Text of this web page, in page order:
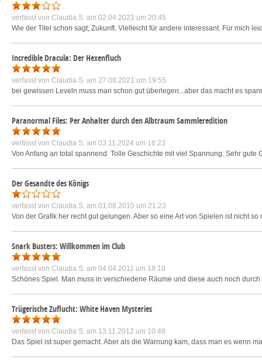
verfasst von Claudia S. am 02.04.2021 um 20:45
Wie der Titel schon sagt, Zukunft. Vielleicht für andere interessant. Für mich
Incredible Dracula: Der Hexenfluch
verfasst von Claudia S. am 27.08.2021 um 19:55
bei gewissen Leveln muss man schon gut überlegen...aber das macht es
Paranormal Files: Per Anhalter durch den Albtraum Sammleredition
verfasst von Claudia S. am 03.11.2024 um 16:23
Von Anfang an total spannend. Tolle Geschichte mit viel Spannung. Sehr
Der Gesandte des Königs
verfasst von Claudia S. am 01.08.2010 um 21:23
Von der Grafik her recht gut gelungen. Aber so eine Art von Spielen ist nicht
Snark Busters: Willkommen im Club
verfasst von Claudia S. am 04.04.2011 um 18:10
Schönes Spiel. Man muss in verschiedene Räume und diese auch noch
Trügerische Zuflucht: White Haven Mysteries
verfasst von Claudia S. am 13.11.2012 um 10:48
Das Spiel ist super gemacht. Aber als die Warnung kam, dass man es wenn